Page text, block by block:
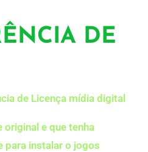
DE
de Licença mídia digital
e que tenha
para instalar o jogos